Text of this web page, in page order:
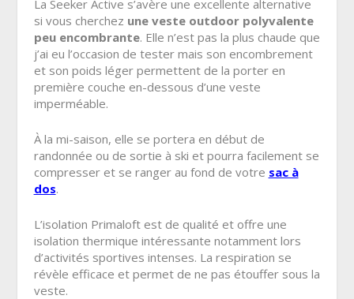
La Seeker Active s’avère une excellente alternative
si vous cherchez une veste outdoor polyvalente
peu encombrante. Elle n’est pas la plus chaude que
j’ai eu l’occasion de tester mais son encombrement
et son poids léger permettent de la porter en
première couche en-dessous d’une veste
imperméable.
À la mi-saison, elle se portera en début de
randonnée ou de sortie à ski et pourra facilement se
compresser et se ranger au fond de votre sac à
dos.
L’isolation Primaloft est de qualité et offre une
isolation thermique intéressante notamment lors
d’activités sportives intenses. La respiration se
révèle efficace et permet de ne pas étouffer sous la
veste.